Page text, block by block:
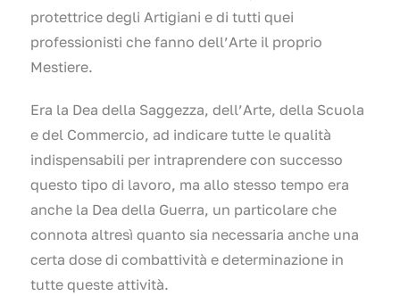
protettrice degli Artigiani e di tutti quei
professionisti che fanno dell’Arte il proprio
Mestiere.
Era la Dea della Saggezza, dell’Arte, della Scuola
e del Commercio, ad indicare tutte le qualità
indispensabili per intraprendere con successo
questo tipo di lavoro, ma allo stesso tempo era
anche la Dea della Guerra, un particolare che
connota altresì quanto sia necessaria anche una
certa dose di combattività e determinazione in
tutte queste attività.